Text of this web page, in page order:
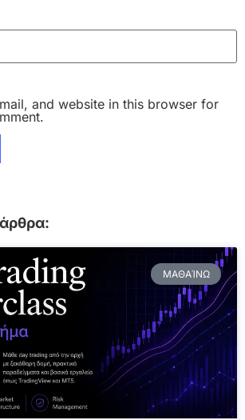
and website in this browser for
ΜΑΘΑΊΝΩ